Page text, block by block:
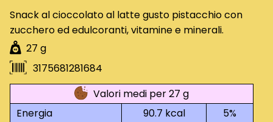
Snack al cioccolato al latte gusto pistacchio con
zucchero ed edulcoranti, vitamine e minerali.
27 g
3175681281684
Valori medi per 27 g
Energia
90.7 kcal 5%